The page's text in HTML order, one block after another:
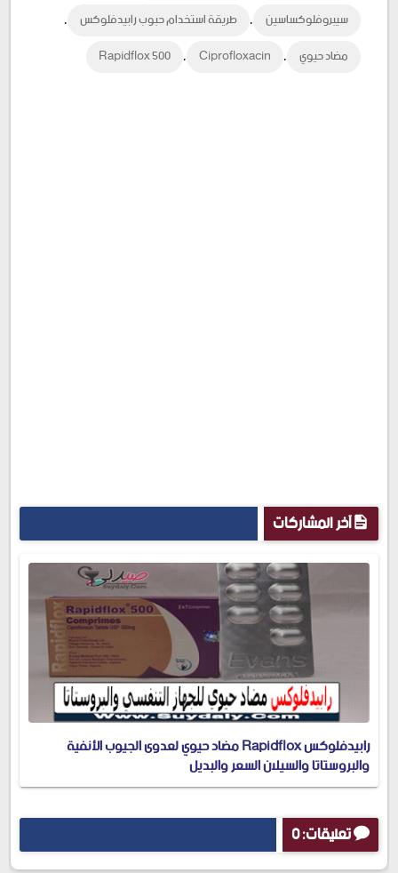
سيبروفلوكساسين , طريقة استخدام حبوب رابيدفلوكس ,
مضاد حيوي ,
Ciprofloxacin
,
Rapidflox 500
آخر المشاركات
رابيدفلوكس Rapidflox مضاد حيوي لعدوى الجيوب الأنفية
والبروستاتا والسيلان السعر والبديل
تعليقات: 0